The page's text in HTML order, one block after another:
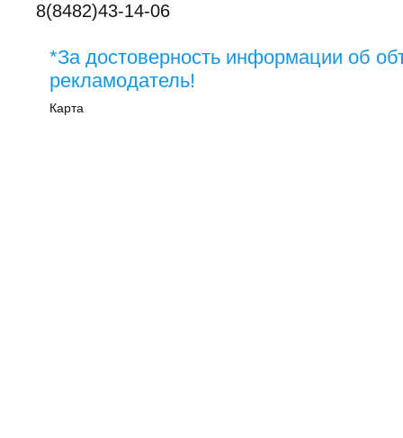
8(8482)43-14-06
*За достоверность информации об
рекламодатель!
Карта